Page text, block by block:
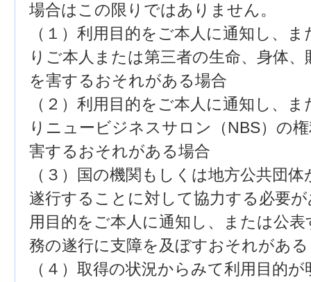
場合はこの限りではありません。
（１）利用目的をご本人に通知し、
りご本人または第三者の生命、身体
を害するおそれがある場合
（２）利用目的をご本人に通知し、
りニュービジネスサロン（NBS）の
害するおそれがある場合
（３）国の機関もしくは地方公共団
遂行することに対して協力する必要
用目的をご本人に通知し、または公
務の遂行に支障を及ぼすおそれがあ
（４）取得の状況からみて利用目的